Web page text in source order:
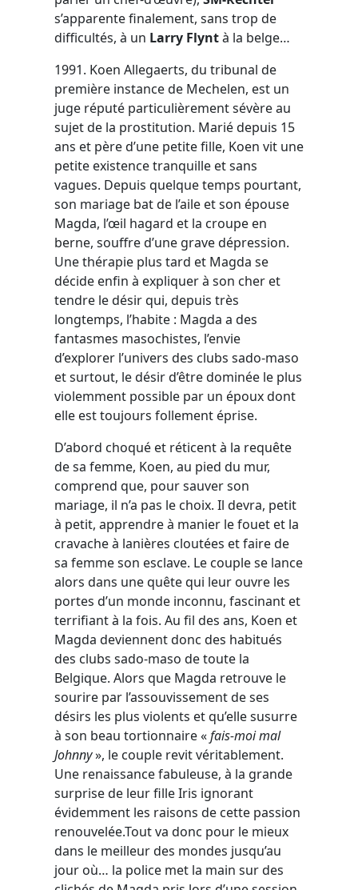
s’apparente finalement, sans trop de
difficultés, à un Larry Flyntà la belge…
1991. Koen Allegaerts, du tribunal de
première instance de Mechelen, est un
juge réputé particulièrement sévère au
sujet de la prostitution. Marié depuis 15
ans et père d’une petite fille, Koen vit une
petite existence tranquille et sans
vagues. Depuis quelque temps pourtant,
son mariage bat de l’aile et son épouse
Magda, l’œil hagard et la croupe en
berne, souffre d’une grave dépression.
Une thérapie plus tard et Magda se
décide enfin à expliquer à son cher et
tendre le désir qui, depuis très
longtemps, l’habite : Magda a des
fantasmes masochistes, l’envie
d’explorer l’univers des clubs sado-maso
et surtout, le désir d’être dominée le plus
violemment possible par un époux dont
elle est toujours follement éprise.
D’abord choqué et réticent à la requête
de sa femme, Koen, au pied du mur,
comprend que, pour sauver son
mariage, il n’a pas le choix. Il devra, petit
à petit, apprendre à manier le fouet et la
cravache à lanières cloutées et faire de
sa femme son esclave. Le couple se lance
alors dans une quête qui leur ouvre les
portes d’un monde inconnu, fascinant et
terrifiant à la fois. Au fil des ans, Koen et
Magda deviennent donc des habitués
des clubs sado-maso de toute la
Belgique. Alors que Magda retrouve le
sourire par l’assouvissement de ses
désirs les plus violents et qu’elle susurre
à son beau tortionnaire «fais-moi mal
Johnny», le couple revit véritablement.
Une renaissance fabuleuse, à la grande
surprise de leur fille Iris ignorant
évidemment les raisons de cette passion
renouvelée.Tout va donc pour le mieux
dans le meilleur des mondes jusqu’au
jour où… la police met la main sur des